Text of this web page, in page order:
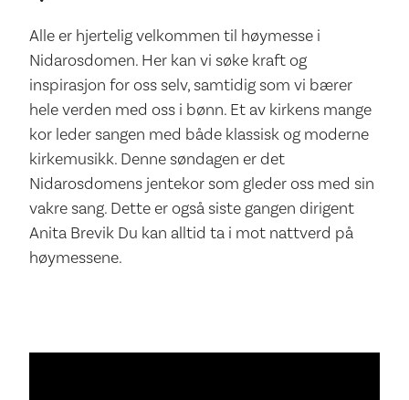
Alle er hjertelig velkommen til høymesse i
Nidarosdomen. Her kan vi søke kraft og
inspirasjon for oss selv, samtidig som vi bærer
hele verden med oss i bønn. Et av kirkens mange
kor leder sangen med både klassisk og moderne
kirkemusikk. Denne søndagen er det
Nidarosdomens jentekor som gleder oss med sin
vakre sang. Dette er også siste gangen dirigent
Anita Brevik Du kan alltid ta i mot nattverd på
høymessene.